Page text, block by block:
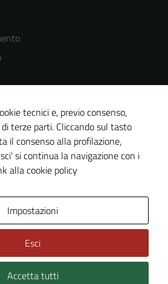
sito
s.r.l.
tecnici e, previo consenso,
terze parti. Cliccando sul tasto
il consenso alla profilazione,
si continua la navigazione con i
alla cookie policy
Impostazioni
Esci
Accetta tutti